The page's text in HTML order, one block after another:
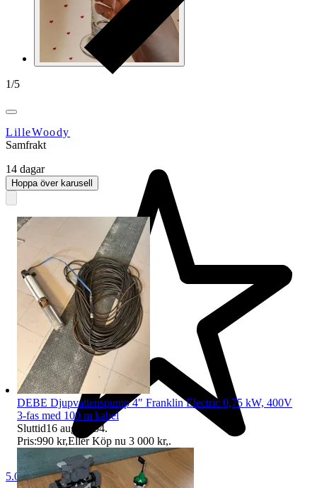
1/5
LilleWoody
5.0
Samfrakt
14 dagar
Hoppa över karusell
DEBE Djupvattenspump 4" Franklin Electric 0,75 kW, 400V
3-fas med 100 m kabel
Sluttid16 aug 20:54.
Pris:990 kr,Eller Köp nu 3 000 kr,.